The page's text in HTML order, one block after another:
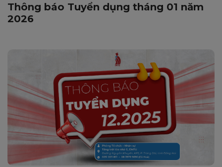
Thông báo Tuyển dụng tháng 01 năm
2026